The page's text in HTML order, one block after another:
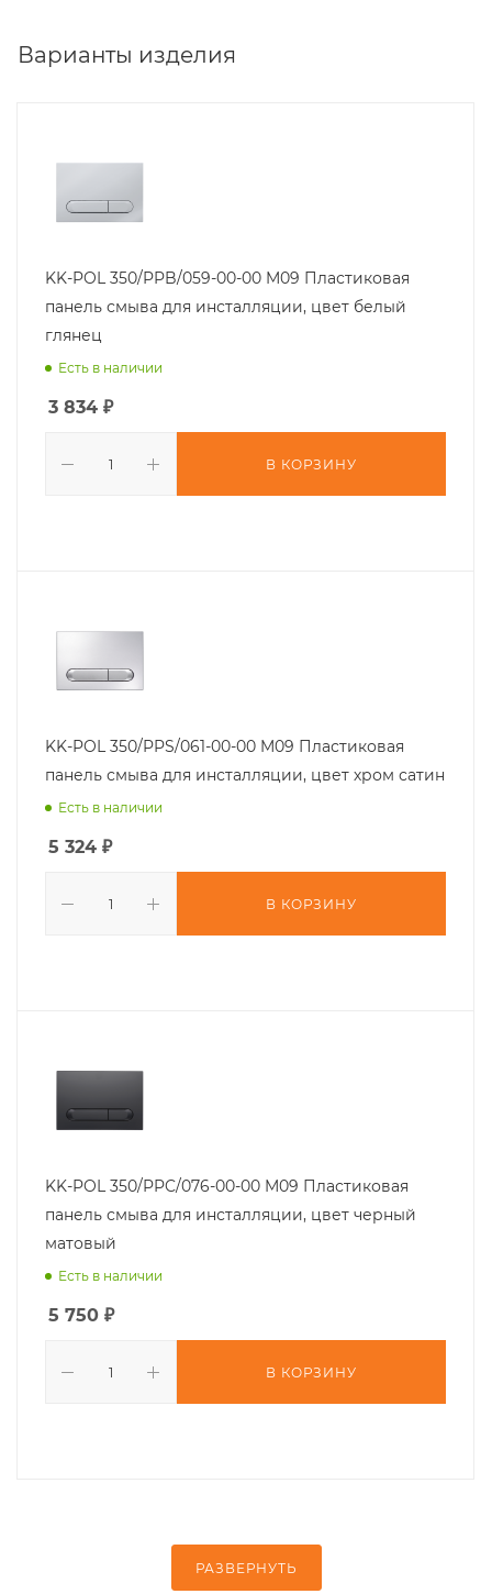
Варианты изделия
KK-POL 350/PPB/059-00-00 M09 Пластиковая
панель смыва для инсталляции, цвет белый
глянец
Есть в наличии
3 834 ₽
В КОРЗИНУ
KK-POL 350/PPS/061-00-00 M09 Пластиковая
панель смыва для инсталляции, цвет хром сатин
Есть в наличии
5 324 ₽
В КОРЗИНУ
KK-POL 350/PPC/076-00-00 M09 Пластиковая
панель смыва для инсталляции, цвет черный
матовый
Есть в наличии
5 750 ₽
В КОРЗИНУ
РАЗВЕРНУТЬ